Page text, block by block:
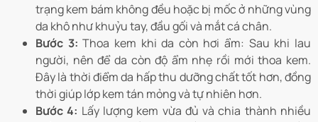
trạng kem bám không đều hoặc bị mốc ở những vùng
da khô như khuỷu tay, đầu gối và mắt cá chân.
Bước 3: Thoa kem khi da còn hơi ẩm: Sau khi lau
người, nên để da còn độ ẩm nhẹ rồi mới thoa kem.
Đây là thời điểm da hấp thu dưỡng chất tốt hơn, đồng
thời giúp lớp kem tán mỏng và tự nhiên hơn.
Bước 4: Lấy lượng kem vừa đủ và chia thành nhiều